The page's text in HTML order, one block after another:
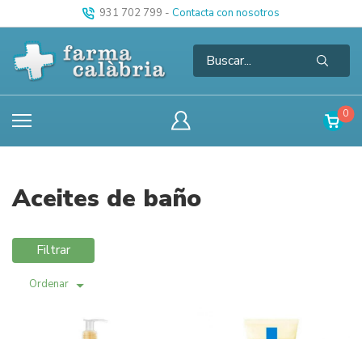
931 702 799 - Contacta con nosotros
0
Aceites de baño
Filtrar
Ordenar